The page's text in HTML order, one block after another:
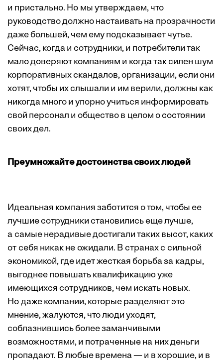
и пристально. Но мы утверждаем, что
руководство должно настаивать на прозрачности
даже большей, чем ему подсказывает чутье.
Сейчас, когда и сотрудники, и потребители так
мало доверяют компаниям и когда так силен шум
корпоративных скандалов, организации, если они
хотят, чтобы их слышали и им верили, должны как
никогда много и упорно учиться информировать
свой персонал и общество в целом о состоянии
своих дел.
Преумножайте достоинства своих людей
Идеальная компания заботится о том, чтобы ее
лучшие сотрудники становились еще лучше,
а самые нерадивые достигали таких высот, каких
от себя никак не ожидали. В странах с сильной
экономикой, где идет жесткая борьба за кад­ры,
выгоднее повышать квалификацию уже
имеющихся сотрудников, чем искать новых.
Но даже компании, которые разделяют это
мнение, жалуются, что люди уходят,
соблазнившись более заманчивыми
возможностями, и потраченные на них деньги
пропадают. В любые времена — и в хорошие, и в